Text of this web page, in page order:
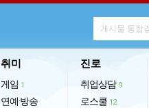
취미
게임 1
연예·방송
진로
취업상담 9
로스쿨 12